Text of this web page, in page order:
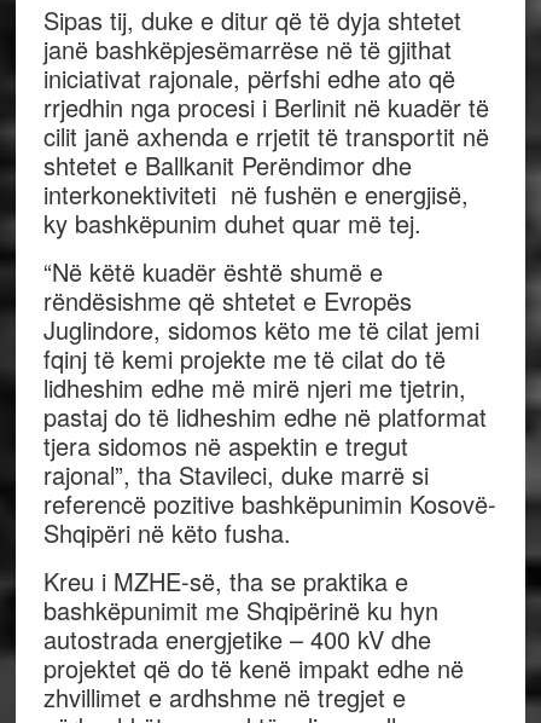
Sipas tij, duke e ditur që të dyja shtetet
janë bashkëpjesëmarrëse në të gjithat
iniciativat rajonale, përfshi edhe ato që
rrjedhin nga procesi i Berlinit në kuadër të
cilit janë axhenda e rrjetit të transportit në
shtetet e Ballkanit Perëndimor dhe
interkonektiviteti në fushën e energjisë,
ky bashkëpunim duhet quar më tej.
“Në këtë kuadër është shumë e
rëndësishme që shtetet e Evropës
Juglindore, sidomos këto me të cilat jemi
fqinj të kemi projekte me të cilat do të
lidheshim edhe më mirë njeri me tjetrin,
pastaj do të lidheshim edhe në platformat
tjera sidomos në aspektin e tregut
rajonal”, tha Stavileci, duke marrë si
referencë pozitive bashkëpunimin Kosovë-
Shqipëri në këto fusha.
Kreu i MZHE-së, tha se praktika e
bashkëpunimit me Shqipërinë ku hyn
autostrada energjetike – 400 kV dhe
projektet që do të kenë impakt edhe në
zhvillimet e ardhshme në tregjet e